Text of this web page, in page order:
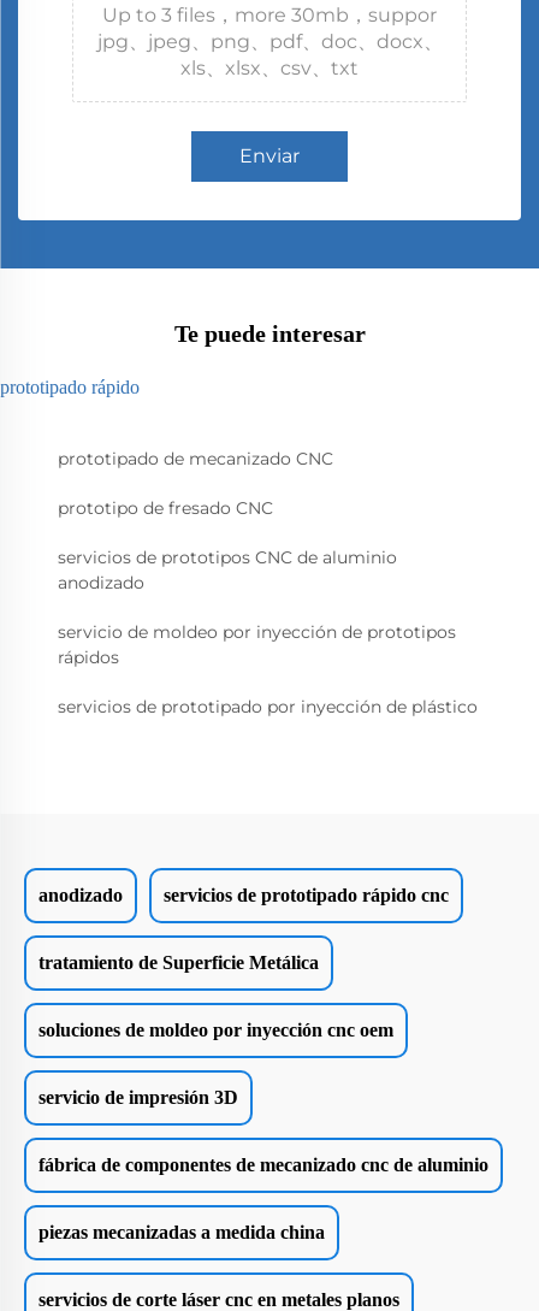
Up to 3 files，more 30mb，suppor
jpg、jpeg、png、pdf、doc、docx、
xls、xlsx、csv、txt
Enviar
Te puede interesar
prototipado rápido
prototipado de mecanizado CNC
prototipo de fresado CNC
servicios de prototipos CNC de aluminio
anodizado
servicio de moldeo por inyección de prototipos
rápidos
servicios de prototipado por inyección de plástico
anodizado servicios de prototipado rápido cnc
tratamiento de Superficie Metálica
soluciones de moldeo por inyección cnc oem
servicio de impresión 3D
fábrica de componentes de mecanizado cnc de aluminio
piezas mecanizadas a medida china
servicios de corte láser cnc en metales planos